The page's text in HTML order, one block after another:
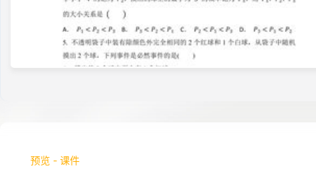
预览 - 课件